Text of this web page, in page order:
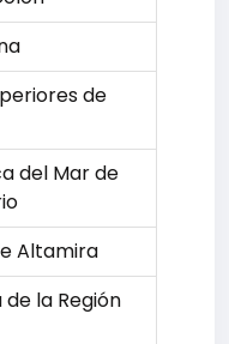
de
del Mar de
Altamira
la Región